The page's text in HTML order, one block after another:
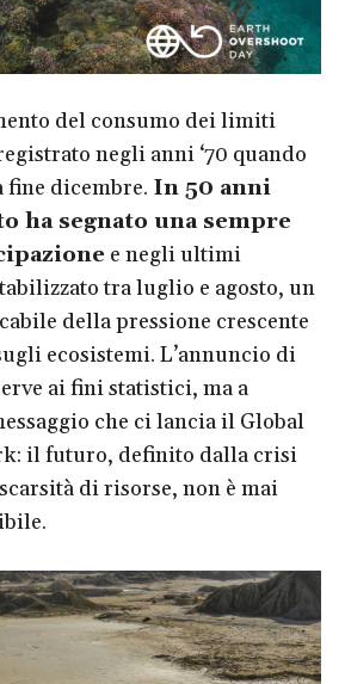
del consumo dei limiti
negli anni ‘70 quando
fine dicembre. In 50 anni
ha segnato una sempre
e negli ultimi
tra luglio e agosto, un
della pressione crescente
ecosistemi. L’annuncio di
ai fini statistici, ma a
che ci lancia il Global
il futuro, definito dalla crisi
di risorse, non è mai